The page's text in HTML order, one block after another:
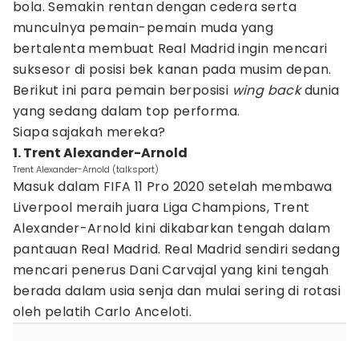
bola. Semakin rentan dengan cedera serta
munculnya pemain-pemain muda yang
bertalenta membuat Real Madrid ingin mencari
suksesor di posisi bek kanan pada musim depan.
Berikut ini para pemain berposisi wing backdunia
yang sedang dalam top performa.
Siapa sajakah mereka?
1. Trent Alexander-Arnold
Trent Alexander-Arnold (talksport)
Masuk dalam FIFA 11 Pro 2020 setelah membawa
Liverpool meraih juara Liga Champions, Trent
Alexander-Arnold kini dikabarkan tengah dalam
pantauan Real Madrid. Real Madrid sendiri sedang
mencari penerus Dani Carvajal yang kini tengah
berada dalam usia senja dan mulai sering di rotasi
oleh pelatih Carlo Anceloti.